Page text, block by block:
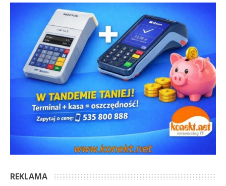
REKLAMA